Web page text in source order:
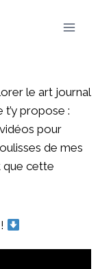
le art journal
propose :
pour
de mes
que cette